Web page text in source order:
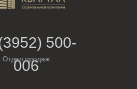
500-
006
Отдел продаж